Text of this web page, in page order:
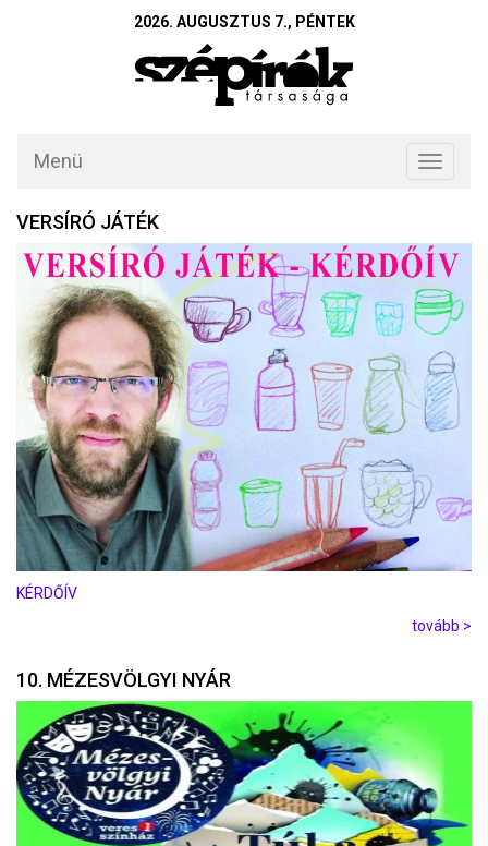
2026. AUGUSZTUS 7., PÉNTEK
Toggle
Menü
VERSÍRÓ JÁTÉK
KÉRDŐÍV
tovább >
10. MÉZESVÖLGYI NYÁR